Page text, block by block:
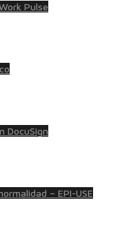
Pulse
DocuSign
– EPI-USE